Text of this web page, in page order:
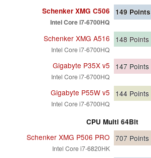
Schenker XMG C506
Intel Core i7-6700HQ
149 Points
Schenker XMG A516
Intel Core i7-6700HQ
148 Points
Gigabyte P35X v5
Intel Core i7-6700HQ
147 Points
Gigabyte P55W v5
Intel Core i7-6700HQ
144 Points
CPU Multi 64Bit
Schenker XMG P506 PRO
Intel Core i7-6820HK
707 Points